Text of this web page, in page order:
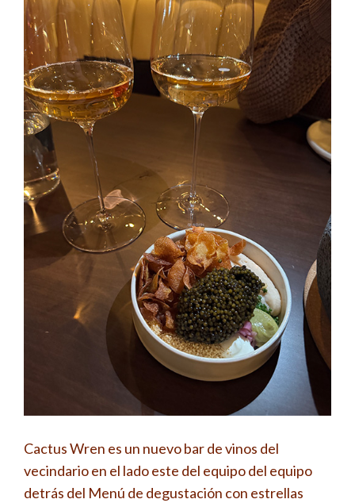
Cactus Wren es un nuevo bar de vinos del
vecindario en el lado este del equipo del equipo
detrás del Menú de degustación con estrellas